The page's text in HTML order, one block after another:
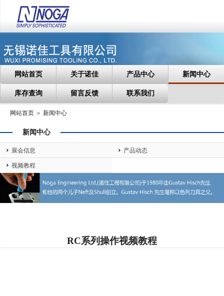
网站首页 关于诺佳 产品中心 新闻中心
库存查询 留言反馈 联系我们
网站首页 ＞ 新闻中心
新闻中心
展会信息 产品动态
视频教程
RC系列操作视频教程